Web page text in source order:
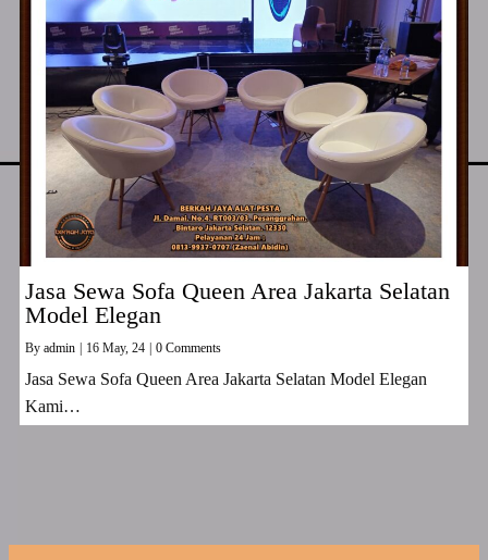
Jasa Sewa Sofa Queen Area Jakarta Selatan
Model Elegan
By admin 16 May, 24 0 Comments
Jasa Sewa Sofa Queen Area Jakarta Selatan Model Elegan
Kami…